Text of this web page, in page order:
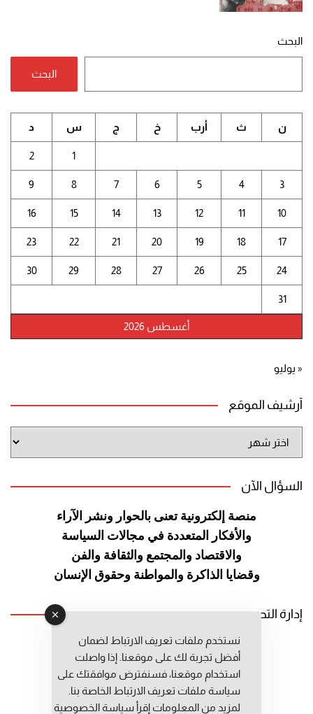
البحث
البحث
أغسطس 2026
ن ث أرب خ ج س د
1
2
3
4
5
6
7
8
9
10
11
12
13
14
15
16
17
18
19
20
21
22
23
24
25
26
27
28
29
30
31
« يوليو
أرشيف الموقع
الموقع
السؤال الآن
منصة إلكترونية تعنى بالحوار ونشر الآراء
والأفكار المتعددة في مجالات السياسة
والاقتصاد والمجتمع والثقافة والفن
وقضايا الذاكرة والمواطنة وحقوق الإنسان
إدارة التحرير
رئيس التحرير: عبد الرحيم التوراني
رئيس التحرير المساعد: المعطي قبال
مديرة التحرير: فاطمة حوحو
نستخدم ملفات تعريف الارتباط لضمان
أفضل تجربة لك على موقعنا. إذا واصلت
استخدام موقعنا، فسنفترض موافقتك على
سياسة ملفات تعريف الارتباط الخاصة بنا.
لمزيد من المعلومات إقرأ سياسة الخصوصية